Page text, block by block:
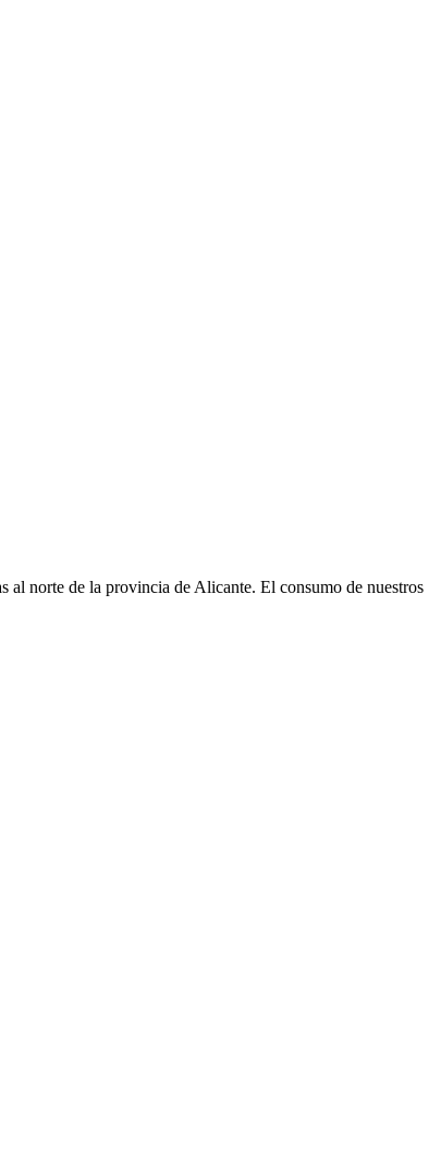
al norte de la provincia de Alicante. El consumo de nuestros